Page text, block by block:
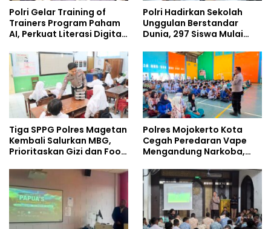
Polri Gelar Training of
Trainers Program Paham
AI, Perkuat Literasi Digital
Polri Hadirkan Sekolah
Unggulan Berstandar
Dunia, 297 Siswa Mulai
Tiga SPPG Polres Magetan
Kembali Salurkan MBG,
Prioritaskan Gizi dan Food
Polres Mojokerto Kota
Cegah Peredaran Vape
Mengandung Narkoba,
Kalangan Remaja